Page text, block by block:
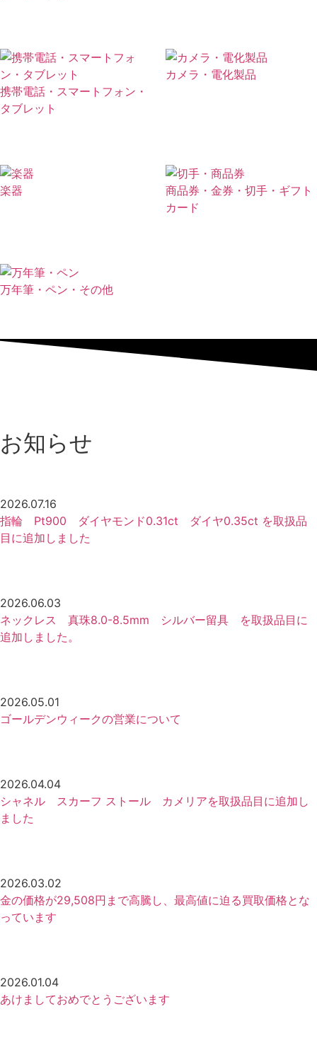
携帯電話・スマートフォン・
タブレット
カメラ・電化製品
楽器
商品券・金券・切手・ギフト
カード
万年筆・ペン・その他
お知らせ
2026.07.16
指輪 Pt900 ダイヤモンド0.31ct ダイヤ0.35ct を取扱品
目に追加しました
2026.06.03
ネックレス 真珠8.0-8.5mm シルバー留具 を取扱品目に
追加しました。
2026.05.01
ゴールデンウィークの営業について
2026.04.04
シャネル スカーフ ストール カメリアを取扱品目に追加し
ました
2026.03.02
金の価格が29,508円まで高騰し、最高値に迫る買取価格とな
っています
2026.01.04
あけましておめでとうございます